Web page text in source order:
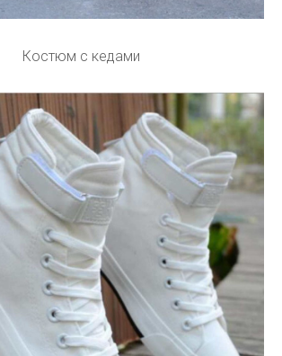
Костюм с кедами